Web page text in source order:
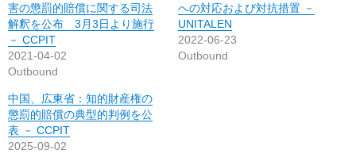
害の懲罰的賠償に関する司法
解釈を公布 3月3日より施行
－ CCPIT
2021-04-02
Outbound
への対応および対抗措置 －
UNITALEN
2022-06-23
Outbound
中国、広東省：知的財産権の
懲罰的賠償の典型的判例を公
表 － CCPIT
2025-09-02